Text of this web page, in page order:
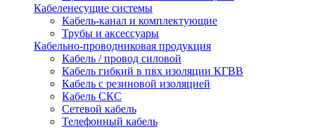
Кабеленесущие системы
Кабель-канал и комплектующие
Трубы и аксессуары
Кабельно-проводниковая продукция
Кабель / провод силовой
Кабель гибкий в пвх изоляции КГВВ
Кабель с резиновой изоляцией
Кабель СКС
Сетевой кабель
Телефонный кабель